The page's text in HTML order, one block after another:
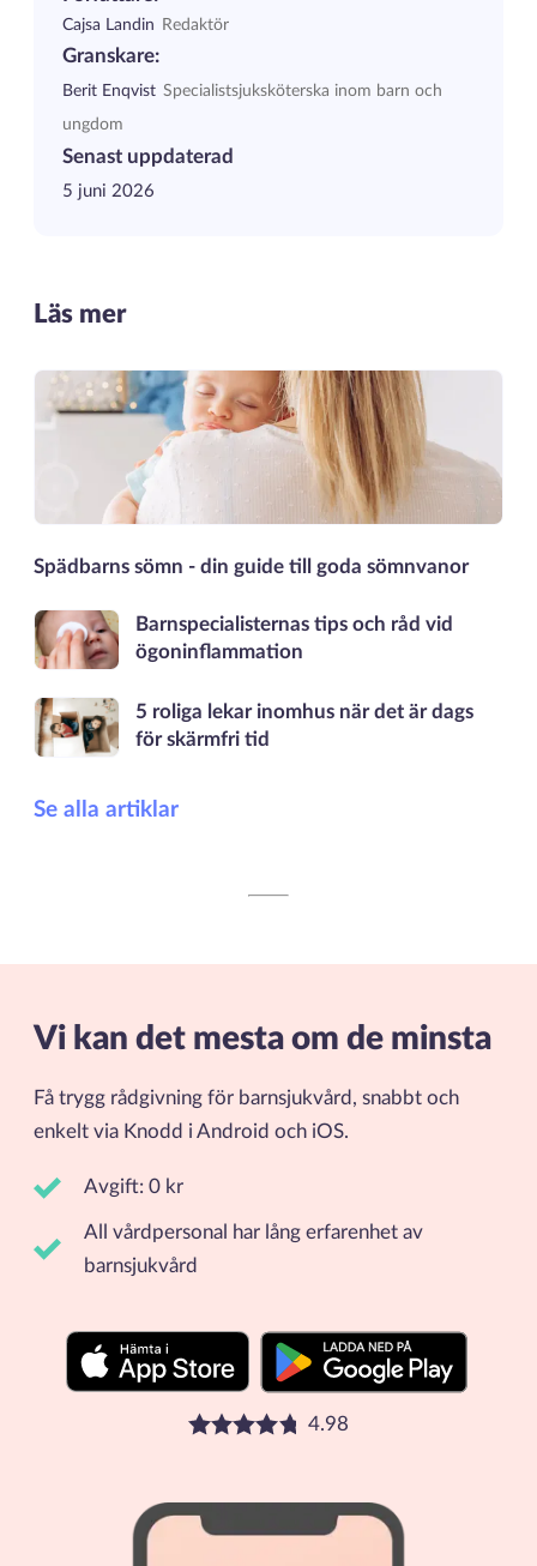
Cajsa Landin Redaktör
Granskare:
Berit Enqvist Specialistsjuksköterska inom barn och
ungdom
Senast uppdaterad
5 juni 2026
Läs mer
Spädbarns sömn - din guide till goda sömnvanor
Barnspecialisternas tips och råd vid
ögoninflammation
5 roliga lekar inomhus när det är dags
för skärmfri tid
Se alla artiklar
Vi kan det mesta om de minsta
Få trygg rådgivning för barnsjukvård, snabbt och
enkelt via Knodd i Android och iOS.
Avgift: 0 kr
All vårdpersonal har lång erfarenhet av
barnsjukvård
Betyg: 4.98 stjärnor 4.98